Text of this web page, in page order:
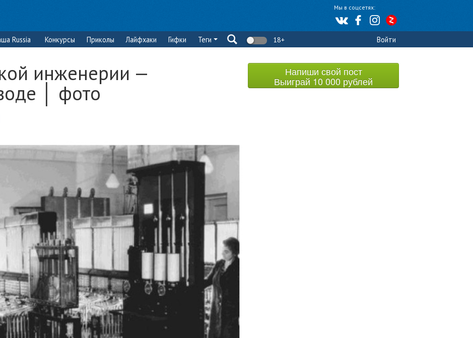
Мы в соцсетях:
Russia Конкурсы Приколы Лайфхаки Гифки Теги 18+ Войти
инженерии —
│ фото
Напиши свой пост
Выиграй 10 000 рублей